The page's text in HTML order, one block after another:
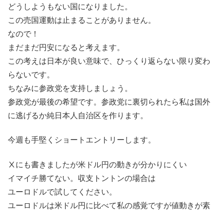
どうしようもない国になりました。
この売国運動は止まることがありません。
なので！
まだまだ円安になると考えます。
この考えは日本が良い意味で、ひっくり返らない限り変わ
らないです。
ちなみに参政党を支持しましょう。
参政党が最後の希望です。参政党に裏切られたら私は国外
に逃げるか純日本人自治区を作ります。
今週も手堅くショートエントリーします。
Ⅹにも書きましたが米ドル円の動きが分かりにくい
イマイチ勝てない。収支トントンの場合は
ユーロドルで試してください。
ユーロドルは米ドル円に比べて私の感覚ですが値動きが素